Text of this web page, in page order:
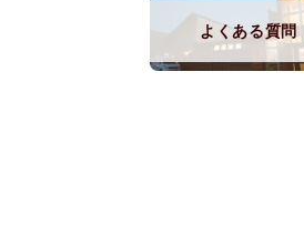
よくある質問